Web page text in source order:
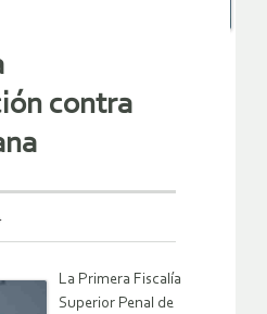
contra
La Primera Fiscalía
Superior Penal de